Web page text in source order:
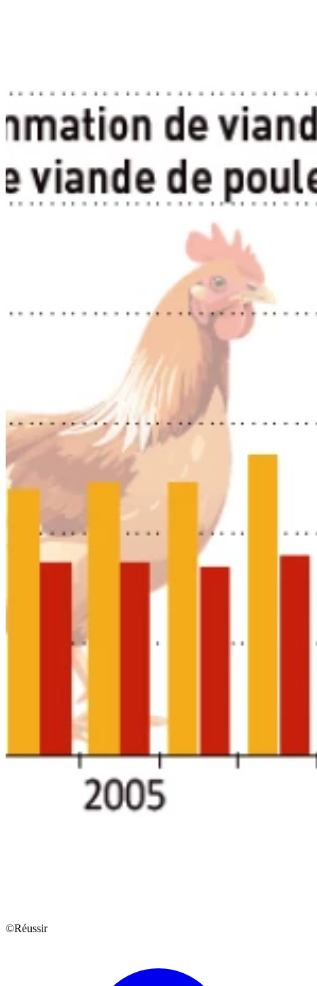
©Réussir